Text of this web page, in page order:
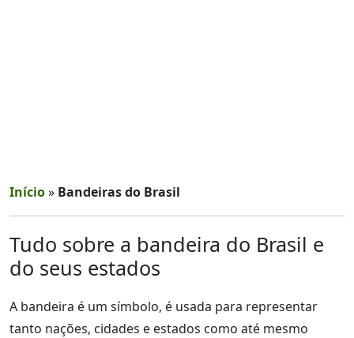
Início» Bandeiras do Brasil
Tudo sobre a bandeira do Brasil e
do seus estados
A bandeira é um símbolo, é usada para representar
tanto nações, cidades e estados como até mesmo